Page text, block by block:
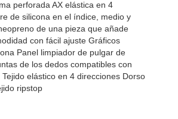
perforada AX elástica en 4
de silicona en el índice, medio y
de una pieza que añade
con fácil ajuste Gráficos
Panel limpiador de pulgar de
de los dedos compatibles con
elástico en 4 direcciones Dorso
ripstop